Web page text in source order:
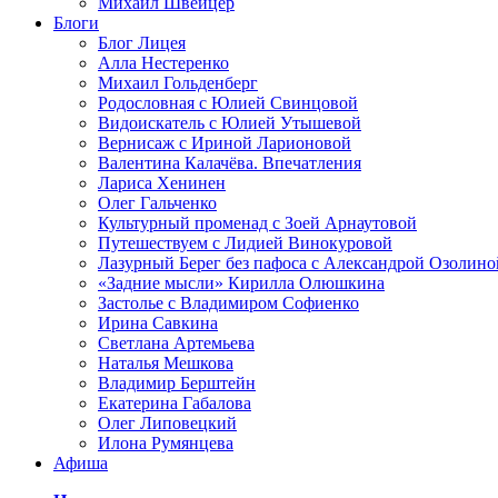
Блоги
Блог Лицея
Алла Нестеренко
Михаил Гольденберг
Родословная с Юлией Свинцовой
Видоискатель с Юлией Утышевой
Вернисаж с Ириной Ларионовой
Валентина Калачёва. Впечатления
Лариса Хенинен
Олег Гальченко
Культурный променад с Зоей Арнаутовой
Путешествуем с Лидией Винокуровой
Лазурный Берег без пафоса с Александрой
«Задние мысли» Кирилла Олюшкина
Застолье с Владимиром Софиенко
Ирина Савкина
Светлана Артемьева
Наталья Мешкова
Владимир Берштейн
Екатерина Габалова
Олег Липовецкий
Илона Румянцева
Афиша